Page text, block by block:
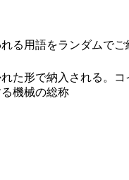
る用語をランダムで
た形で納入される。
機械の総称